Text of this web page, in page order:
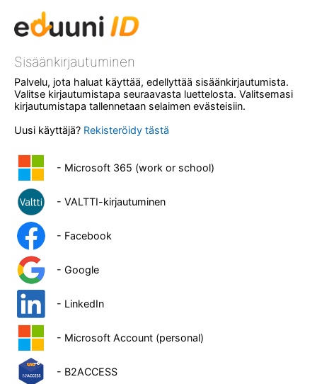
Sisäänkirjautuminen
Palvelu, jota haluat käyttää, edellyttää sisäänkirjautumista.
Valitse kirjautumistapa seuraavasta luettelosta. Valitsemasi
kirjautumistapa tallennetaan selaimen evästeisiin.
Uusi käyttäjä? Rekisteröidy tästä
- Microsoft 365 (work or school)
- VALTTI-kirjautuminen
- Facebook
- Google
- LinkedIn
- Microsoft Account (personal)
- B2ACCESS